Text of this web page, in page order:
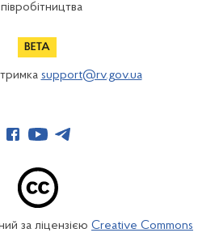
support@rv.gov.ua
за ліцензією Creative Commons